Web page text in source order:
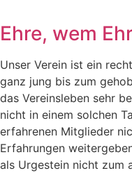
Ehre, wem
Unser Verein ist ein
ganz jung bis zum
das Vereinsleben sehr
nicht in einem solchen
erfahrenen Mitglieder
Erfahrungen
als Urgestein nicht zum